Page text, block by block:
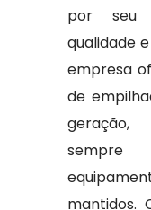
por seu
qualidade
empresa
de
mantidos.